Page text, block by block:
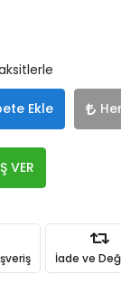
Ekle
VER
İade ve